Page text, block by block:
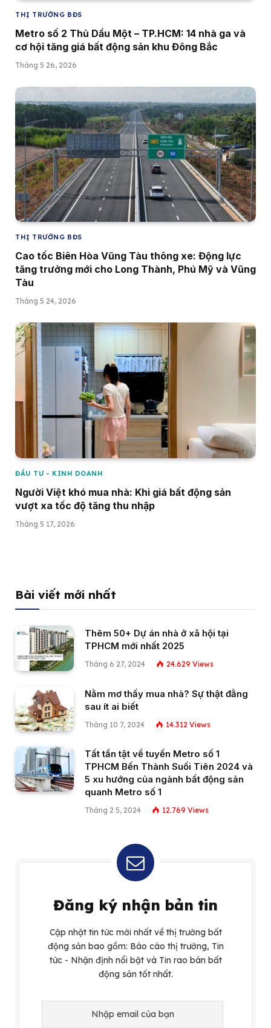
THỊ TRƯỜNG BĐS
Metro số 2 Thủ Dầu Một – TP.HCM: 14 nhà ga và
cơ hội tăng giá bất động sản khu Đông Bắc
Tháng 5 26, 2026
THỊ TRƯỜNG BĐS
Cao tốc Biên Hòa Vũng Tàu thông xe: Động lực
tăng trưởng mới cho Long Thành, Phú Mỹ và Vũng
Tàu
Tháng 5 24, 2026
ĐẦU TƯ - KINH DOANH
Người Việt khó mua nhà: Khi giá bất động sản
vượt xa tốc độ tăng thu nhập
Tháng 5 17, 2026
Bài viết mới nhất
Thêm 50+ Dự án nhà ở xã hội tại
TPHCM mới nhất 2025
Tháng 6 27, 2024 24.629 Views
Nằm mơ thấy mua nhà? Sự thật đằng
sau ít ai biết
Tháng 10 7, 2024 14.312 Views
Tất tần tật về tuyến Metro số 1
TPHCM Bến Thành Suối Tiên 2024 và
5 xu hướng của ngành bất động sản
quanh Metro số 1
Tháng 2 5, 2024 12.769 Views
Đăng ký nhận bản tin
Cập nhật tin tức mới nhất về thị trường bất
động sản bao gồm: Báo cáo thị trường, Tin
tức - Nhận định nổi bật và Tin rao bán bất
động sản tốt nhất.